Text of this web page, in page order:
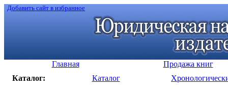
Добавить сайт в избранное
Главная
Продажа книг
Каталог:
Каталог